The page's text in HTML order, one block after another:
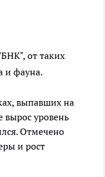
от таких
и фауна.
выпавших на
уровень
Отмечено
и рост